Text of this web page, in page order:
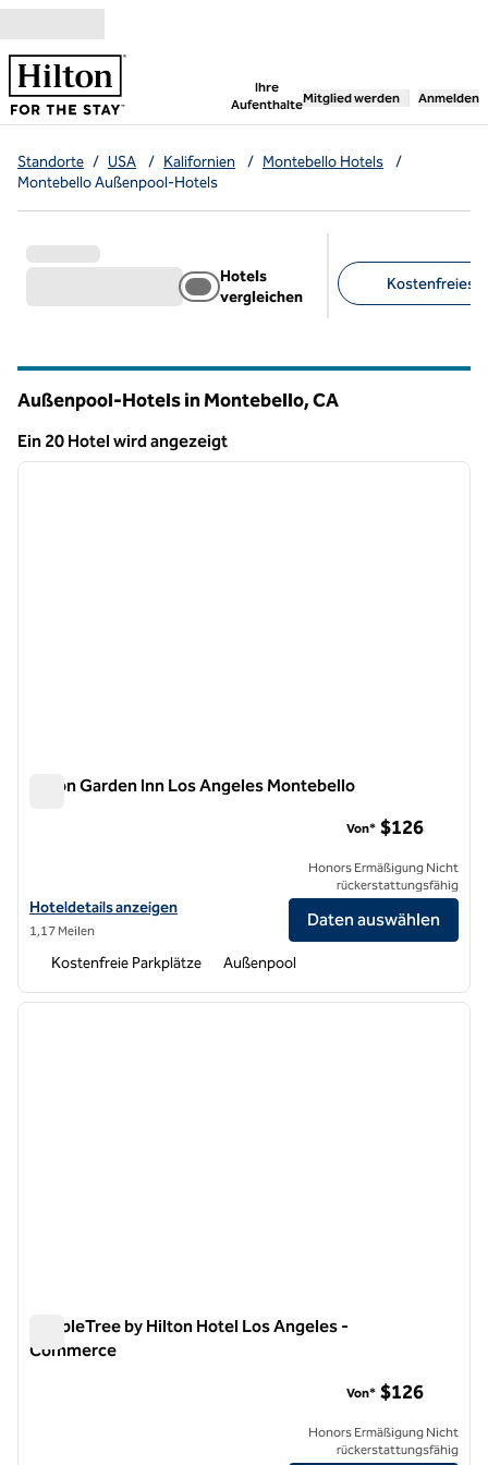
Weiter zum Inhalt
Ihre
Aufenthalte
,öffnet neue
Mitglied werden Anmelden
Standorte / USA / Kalifornien / Montebello Hotels
/
Montebello Außenpool-Hotels
Hotels
vergleichen
Kostenfreies
Außenpool-Hotels in Montebello,CA
Ein 20 Hotel wird angezeigt
Ein 20 Hotel wird angezeigt
1 von 12
Hilton Garden Inn Los Angeles Montebello
Hoteldetails für das Hilton Garden Inn Los Angeles Montebello
Hoteldetails anzeigen
1,17 Meilen
Von* $126
Honors Ermäßigung Nicht
rückerstattungsfähig
Daten auswählen
Kostenfreie Parkplätze Außenpool
1 von 11
DoubleTree by Hilton Hotel Los Angeles -
Commerce
Von* $126
Honors Ermäßigung Nicht
rückerstattungsfähig